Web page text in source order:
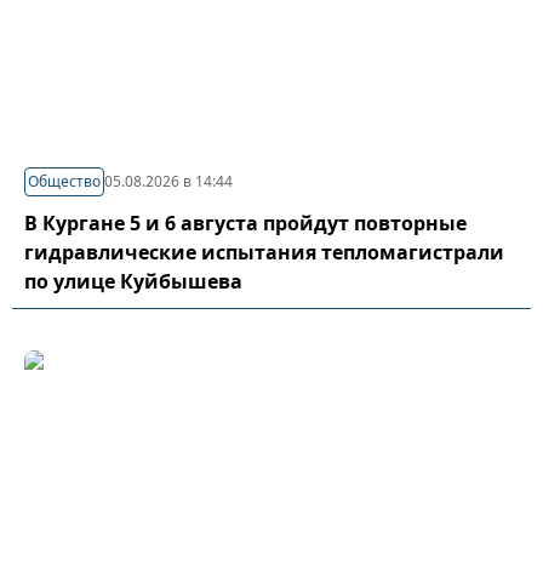
Общество05.08.2026 в 14:44
В Кургане 5 и 6 августа пройдут повторные
гидравлические испытания тепломагистрали
по улице Куйбышева